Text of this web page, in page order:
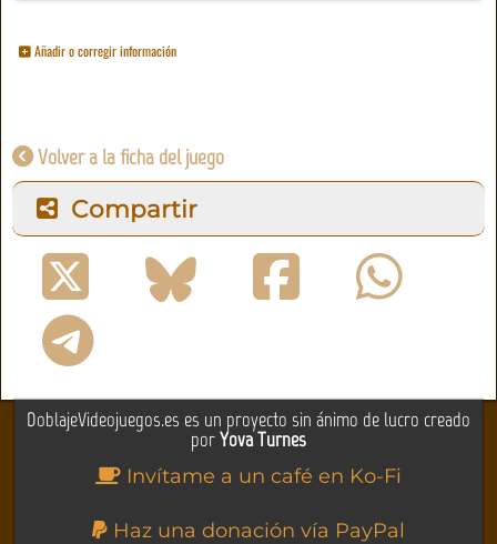
Añadir o corregir información
Volver a la ficha del juego
Compartir
DoblajeVideojuegos.es es un proyecto sin ánimo de lucro creado
porYova Turnes
Invítame a un café en Ko-Fi
Haz una donación vía PayPal